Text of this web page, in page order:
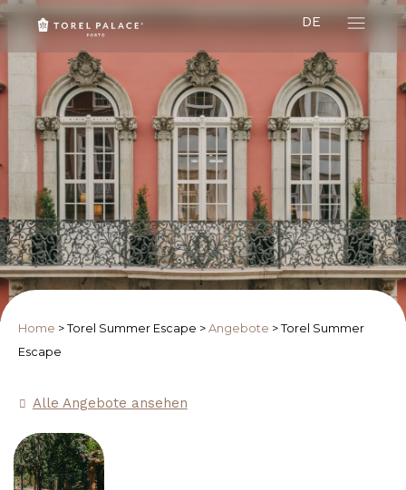
DE
Home > Torel Summer Escape > Angebote > Torel Summer
Escape
Alle Angebote ansehen